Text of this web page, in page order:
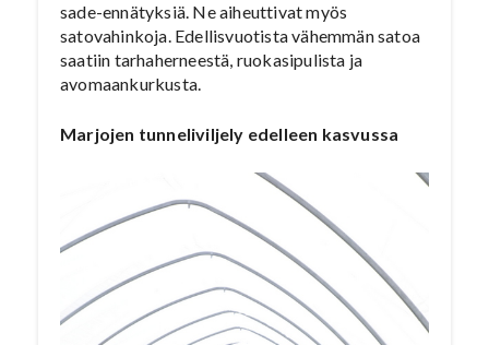
sade-ennätyksiä. Ne aiheuttivat myös
satovahinkoja. Edellisvuotista vähemmän satoa
saatiin tarhaherneestä, ruokasipulista ja
avomaankurkusta.
Marjojen tunneliviljely edelleen kasvussa